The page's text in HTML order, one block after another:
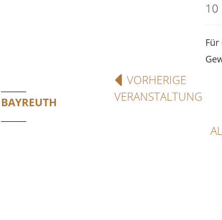
10
BAYREUTH
VORHERIGE
VERANSTALTUNG